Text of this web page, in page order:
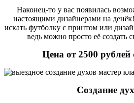
Наконец-то у вас появилась
настоящими дизайнерами на
искать футболку с принтом или
ведь можно просто её создать
Цена от 2500 рублей
Создание